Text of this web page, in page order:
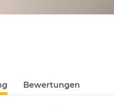
Bewertungen